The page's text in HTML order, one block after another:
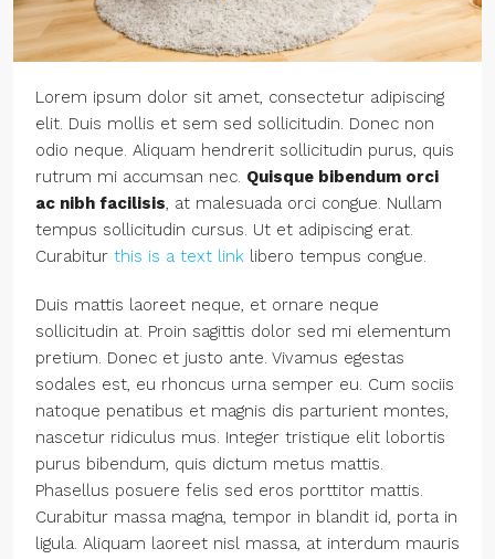
Lorem ipsum dolor sit amet, consectetur adipiscing
elit. Duis mollis et sem sed sollicitudin. Donec non
odio neque. Aliquam hendrerit sollicitudin purus, quis
rutrum mi accumsan nec. Quisque bibendum orci
ac nibh facilisis, at malesuada orci congue. Nullam
tempus sollicitudin cursus. Ut et adipiscing erat.
Curabitur this is a text link libero tempus congue.
Duis mattis laoreet neque, et ornare neque
sollicitudin at. Proin sagittis dolor sed mi elementum
pretium. Donec et justo ante. Vivamus egestas
sodales est, eu rhoncus urna semper eu. Cum sociis
natoque penatibus et magnis dis parturient montes,
nascetur ridiculus mus. Integer tristique elit lobortis
purus bibendum, quis dictum metus mattis.
Phasellus posuere felis sed eros porttitor mattis.
Curabitur massa magna, tempor in blandit id, porta in
ligula. Aliquam laoreet nisl massa, at interdum mauris